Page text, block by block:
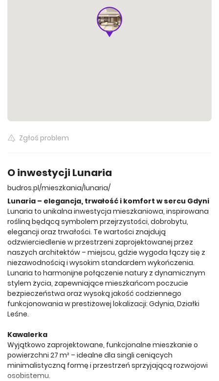
Wszystkie oferty
Zgłoś problem
O inwestycji Lunaria
budros.pl/mieszkania/lunaria/
Lunaria – elegancja, trwałość i komfort w sercu Gdyni
Lunaria to unikalna inwestycja mieszkaniowa, inspirowana
rośliną będącą symbolem przejrzystości, dobrobytu,
elegancji oraz trwałości. Te wartości znajdują
odzwierciedlenie w przestrzeni zaprojektowanej przez
naszych architektów – miejscu, gdzie wygoda łączy się z
niezawodnością i wysokim standardem wykończenia.
Lunaria to harmonijne połączenie natury z dynamicznym
stylem życia, zapewniające mieszkańcom poczucie
bezpieczeństwa oraz wysoką jakość codziennego
funkcjonowania w prestiżowej lokalizacji: Gdynia, Działki
Leśne.
Kawalerka
Wyjątkowo zaprojektowane, funkcjonalne mieszkanie o
powierzchni 27 m² – idealne dla singli ceniących
minimalistyczną formę i przestrzeń sprzyjającą rozwojowi
osobistemu.